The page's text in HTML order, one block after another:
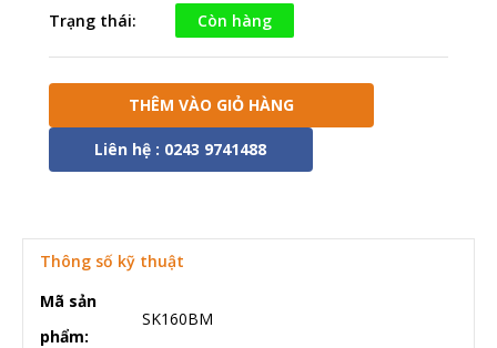
Trạng thái:
Còn hàng
THÊM VÀO GIỎ HÀNG
Liên hệ : 0243 9741488
Thông số kỹ thuật
Mã sản
phẩm:
SK160BM